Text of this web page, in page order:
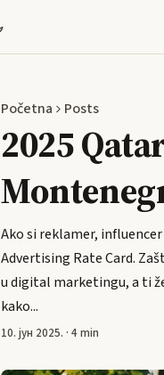
Početna Posts
2025
Ako si reklamer,
Advertising Rate Card.
u digital marketingu, a ti
kako...
10. јун 2025. · 4 min